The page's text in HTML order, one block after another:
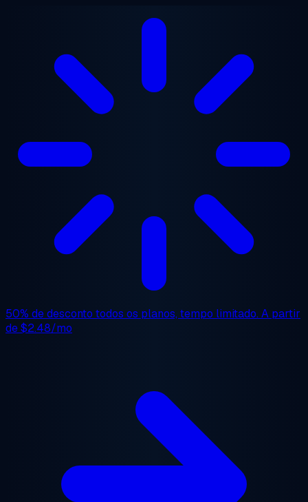
Saltar para o conteúdo principal
50% de desconto todos os planos, tempo limitado. A partir
de$2.48/mo